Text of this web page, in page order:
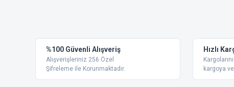
Ürün resmi kalitesiz, bozuk veya görüntülenemiyor.
Ürün açıklamasında eksik bilgiler bulunuyor.
Ürün bilgilerinde hatalar bulunuyor.
Ürün fiyatı diğer sitelerden daha pahalı.
%100 Güvenli Alışveriş
Alışverişleriniz 256 Özel
Şifreleme ile Korunmaktadır.
Hızlı
kargoya